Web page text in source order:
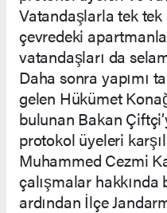
Vatandaşlarla tek
çevredeki
vatandaşları da
Daha sonra yapımı
gelen Hükümet
bulunan Bakan
protokol üyeleri
Muhammed Cezmi
çalışmalar
ardından İlçe